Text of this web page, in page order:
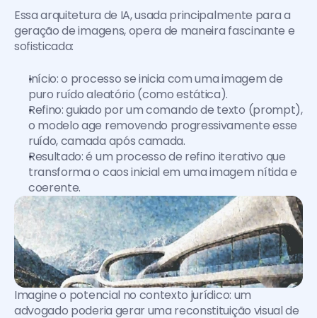
Essa arquitetura de IA, usada principalmente para a
geração de imagens, opera de maneira fascinante e
sofisticada:
Início: o processo se inicia com uma imagem de
puro ruído aleatório (como estática).
Refino: guiado por um comando de texto (prompt),
o modelo age removendo progressivamente esse
ruído, camada após camada.
Resultado: é um processo de refino iterativo que
transforma o caos inicial em uma imagem nítida e
coerente.
Imagine o potencial no contexto jurídico: um
advogado poderia gerar uma reconstituição visual de